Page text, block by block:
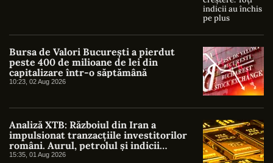
Bursa de Valori București a pierdut
peste 400 de milioane de lei din
capitalizare într-o săptămână
10:23, 02 Aug 2026
Analiză XTB: Războiul din Iran a
impulsionat tranzacțiile investitorilor
români. Aurul, petrolul și indicii
americani au atras cel mai mare interes
15:35, 01 Aug 2026